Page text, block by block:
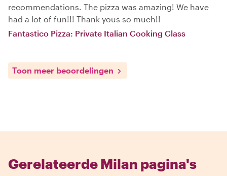
recommendations. The pizza was amazing! We have
had a lot of fun!!! Thank yous so much!!
Fantastico Pizza: Private Italian Cooking Class
Toon meer beoordelingen
Gerelateerde Milan pagina's